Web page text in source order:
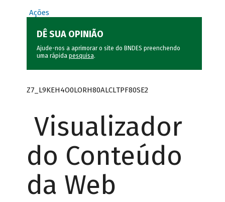
Ações
DÊ SUA OPINIÃO
Ajude-nos a aprimorar o site do BNDES preenchendo
uma rápida pesquisa.
Z7_L9KEH4O0LORH80ALCLTPF80SE2
Visualizador
do Conteúdo
da Web